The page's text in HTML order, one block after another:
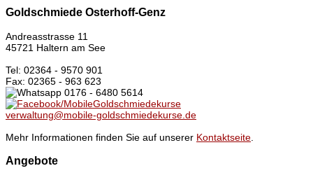
Goldschmiede Osterhoff-Genz
Andreasstrasse 11
45721 Haltern am See
Tel: 02364 - 9570 901
Fax: 02365 - 963 623
0176 - 6480 5614
/MobileGoldschmiedekurse
verwaltung@mobile-goldschmiedekurse.de
Mehr Informationen finden Sie auf unserer Kontaktseite
Angebote